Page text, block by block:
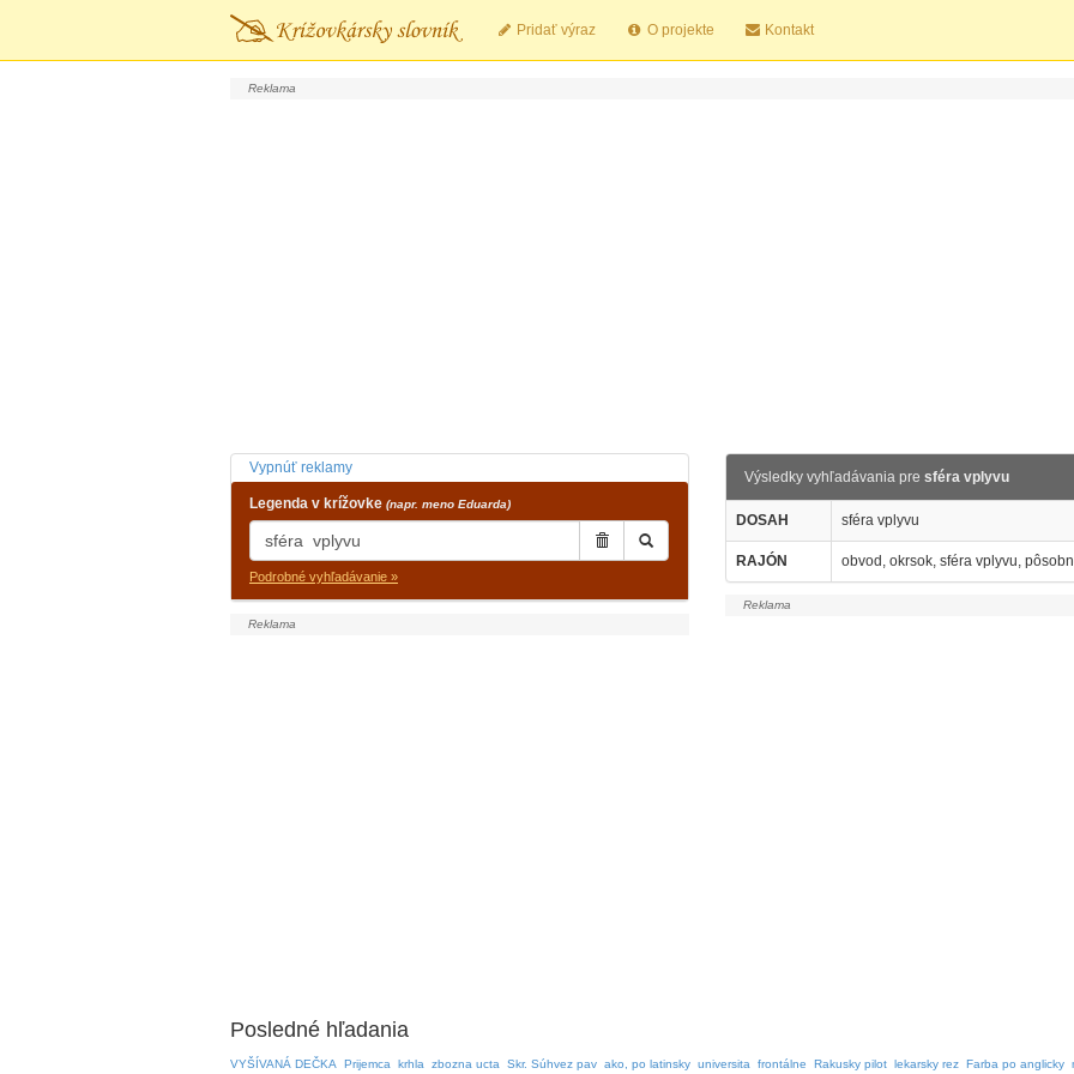
Pridať výraz O projekte Kontakt
Vypnúť reklamy
Legenda v krížovke (napr. meno Eduarda)
Podrobné vyhľadávanie »
Výsledky vyhľadávania pre sféra vplyvu
DOSAH sféra vplyvu
RAJÓN obvod, okrsok, sféra vplyvu,
Posledné hľadania
VYŠÍVANÁ DEČKA Prijemca krhla zbozna ucta Skr. Súhvez pav ako, po latinsky universita frontálne Rakusky pilot lekarsky rez Farba po anglicky